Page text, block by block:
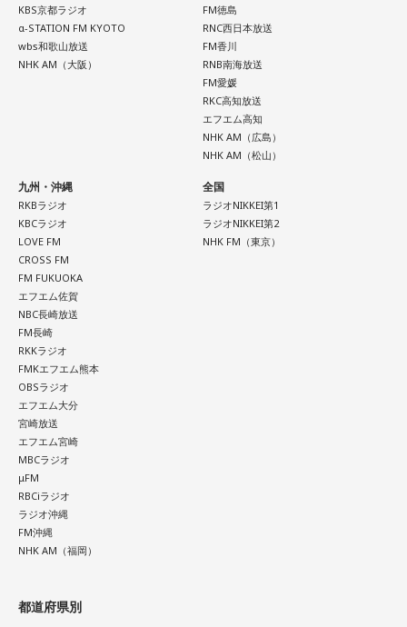
KBS京都ラジオ
α-STATION FM KYOTO
wbs和歌山放送
NHK AM（大阪）
FM徳島
RNC西日本放送
FM香川
RNB南海放送
FM愛媛
RKC高知放送
エフエム高知
NHK AM（広島）
NHK AM（松山）
九州・沖縄
RKBラジオ
KBCラジオ
LOVE FM
CROSS FM
FM FUKUOKA
エフエム佐賀
NBC長崎放送
FM長崎
RKKラジオ
FMKエフエム熊本
OBSラジオ
エフエム大分
宮崎放送
エフエム宮崎
MBCラジオ
μFM
RBCiラジオ
ラジオ沖縄
FM沖縄
NHK AM（福岡）
全国
ラジオNIKKEI第1
ラジオNIKKEI第2
NHK FM（東京）
都道府県別